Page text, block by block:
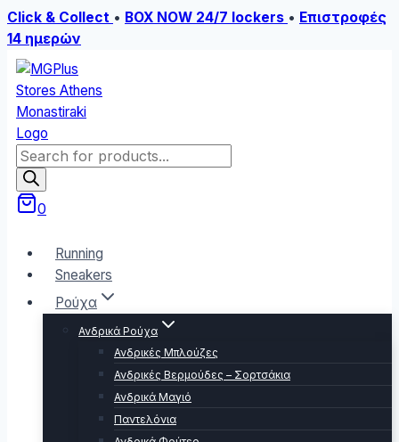
Click & Collect • BOX NOW 24/7 lockers • Επιστροφές
14 ημερών
Skip
to
content
Products
search
0
Running
Sneakers
Ρούχα
Ανδρικά Ρούχα
Ανδρικές Μπλούζες
Ανδρικές Βερμούδες – Σορτσάκια
Ανδρικά Μαγιό
Παντελόνια